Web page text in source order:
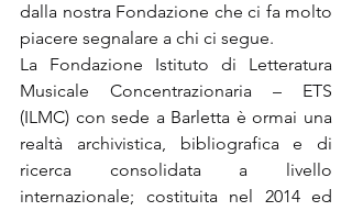
dalla nostra Fondazione che ci fa molto
piacere segnalare a chi ci segue.
La Fondazione Istituto di Letteratura
Musicale Concentrazionaria – ETS
(ILMC) con sede a Barletta è ormai una
realtà archivistica, bibliografica e di
ricerca consolidata a livello
internazionale; costituita nel 2014 ed